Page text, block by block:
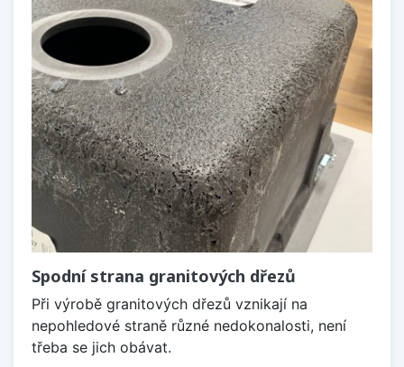
Spodní strana granitových dřezů
Při výrobě granitových dřezů vznikají na
nepohledové straně různé nedokonalosti, není
třeba se jich obávat.